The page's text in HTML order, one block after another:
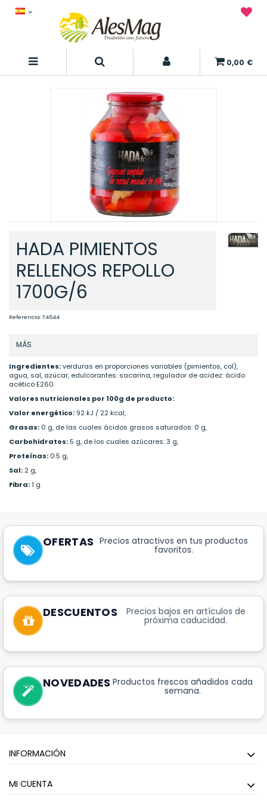
0,00 €
HADA PIMIENTOS
RELLENOS REPOLLO
1700G/6
Referencia:T4644
MÁS
Ingredientes:verduras en proporciones variables (pimientos, col),
agua, sal, azúcar, edulcorantes: sacarina, regulador de acidez: ácido
acético E260.
Valores nutricionales por 100g de producto:
Valor energético: 92 kJ / 22 kcal,
Grasas: 0 g, de las cuales ácidos grasos saturados: 0 g,
Carbohidratos:5 g, de los cuales azúcares: 3 g,
Proteínas: 0.5 g,
Sal: 2 g,
Fibra:1 g.
OFERTAS Precios atractivos en tus productos
favoritos.
DESCUENTOS Precios bajos en artículos de
próxima caducidad.
NOVEDADES Productos frescos añadidos cada
semana.
INFORMACIÓN
MI CUENTA